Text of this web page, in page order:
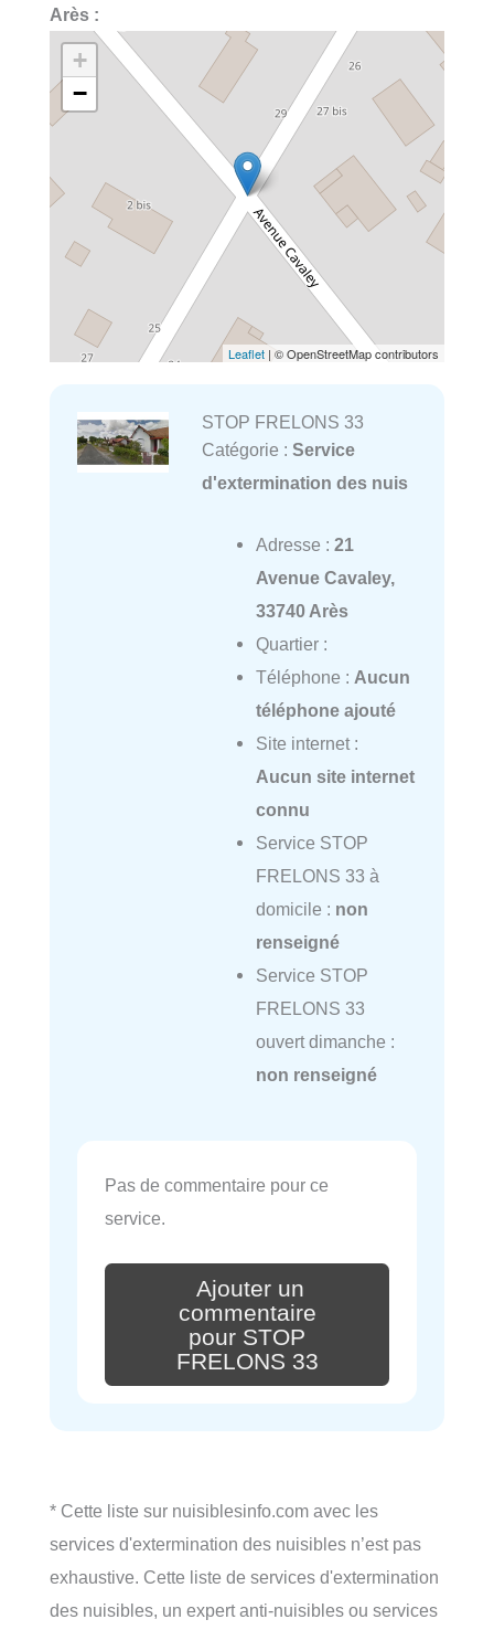
Arès :
+
−
Leaflet | © OpenStreetMap contributors
STOP FRELONS 33
Catégorie : Service
d'extermination des nuis
Adresse : 21
Avenue Cavaley,
33740 Arès
Quartier :
Téléphone : Aucun
téléphone ajouté
Site internet :
Aucun site internet
connu
Service STOP
FRELONS 33 à
domicile : non
renseigné
Service STOP
FRELONS 33
ouvert dimanche :
non renseigné
Pas de commentaire pour ce
service.
Ajouter un
commentaire
pour STOP
FRELONS 33
* Cette liste sur nuisiblesinfo.com avec les
services d'extermination des nuisibles n’est pas
exhaustive. Cette liste de services d'extermination
des nuisibles, un expert anti-nuisibles ou services